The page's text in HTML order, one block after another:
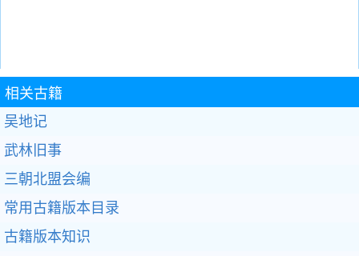
相关古籍
吴地记
武林旧事
三朝北盟会编
常用古籍版本目录
古籍版本知识